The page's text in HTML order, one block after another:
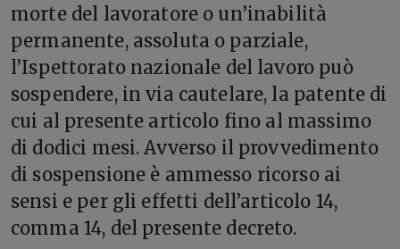
morte del lavoratore o un’inabilità
permanente, assoluta o parziale,
l’Ispettorato nazionale del lavoro può
sospendere, in via cautelare, la patente di
cui al presente articolo fino al massimo
di dodici mesi. Avverso il provvedimento
di sospensione è ammesso ricorso ai
sensi e per gli effetti dell’articolo 14,
comma 14, del presente decreto.